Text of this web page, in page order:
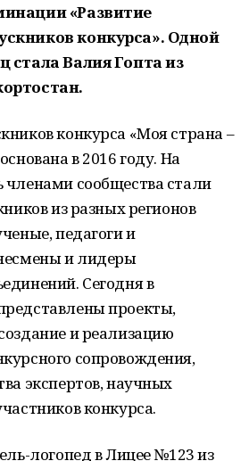
«Развитие
конкурса». Одной
стала Валия Гопта из
конкурса «Моя страна –
в 2016 году. На
сообщества стали
из разных регионов
педагоги и
и лидеры
Сегодня в
проекты,
и реализацию
сопровождения,
экспертов, научных
конкурса.
логопед в Лицее №123 из